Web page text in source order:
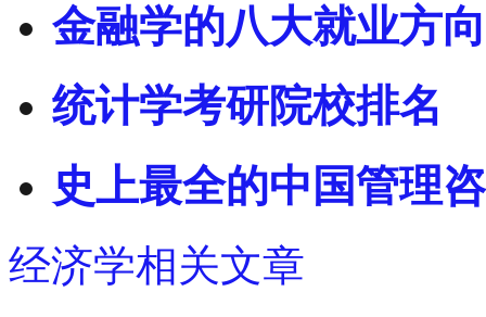
金融学的八大就业方
统计学考研院校排名
史上最全的中国管理
经济学相关文章